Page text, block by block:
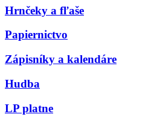
Hrnčeky a fľaše
Papiernictvo
Zápisníky a kalendáre
Hudba
LP platne